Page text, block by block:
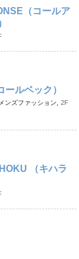
（コールア
ルベック）
ンズファッション, 2F
（キハラ